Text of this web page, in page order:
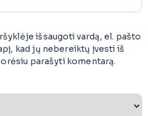
išsaugoti vardą, el. pašto
kad jų nebereiktų įvesti iš
parašyti komentarą.